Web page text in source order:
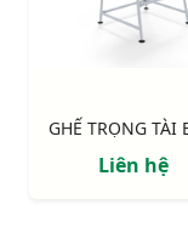
Liên hệ